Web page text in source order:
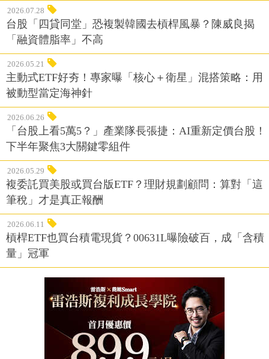
2026.07.28
台股「四貸同堂」恐複製韓國去槓桿風暴？陳威良揭
「融資體脂率」不高
2026.05.21
主動式ETF好夯！專家曝「核心＋衛星」混搭策略：用
被動型當定海神針
2026.06.26
「台股上看5萬5？」產業隊長張捷：AI重新定價台股！
下半年聚焦3大關鍵零組件
2026.05.29
複委託買美股或買台版ETF？理財規劃顧問：算對「這
筆稅」才是真正報酬
2026.06.11
槓桿ETF也買台積電現貨？00631L曝險破百，成「含積
量」冠軍